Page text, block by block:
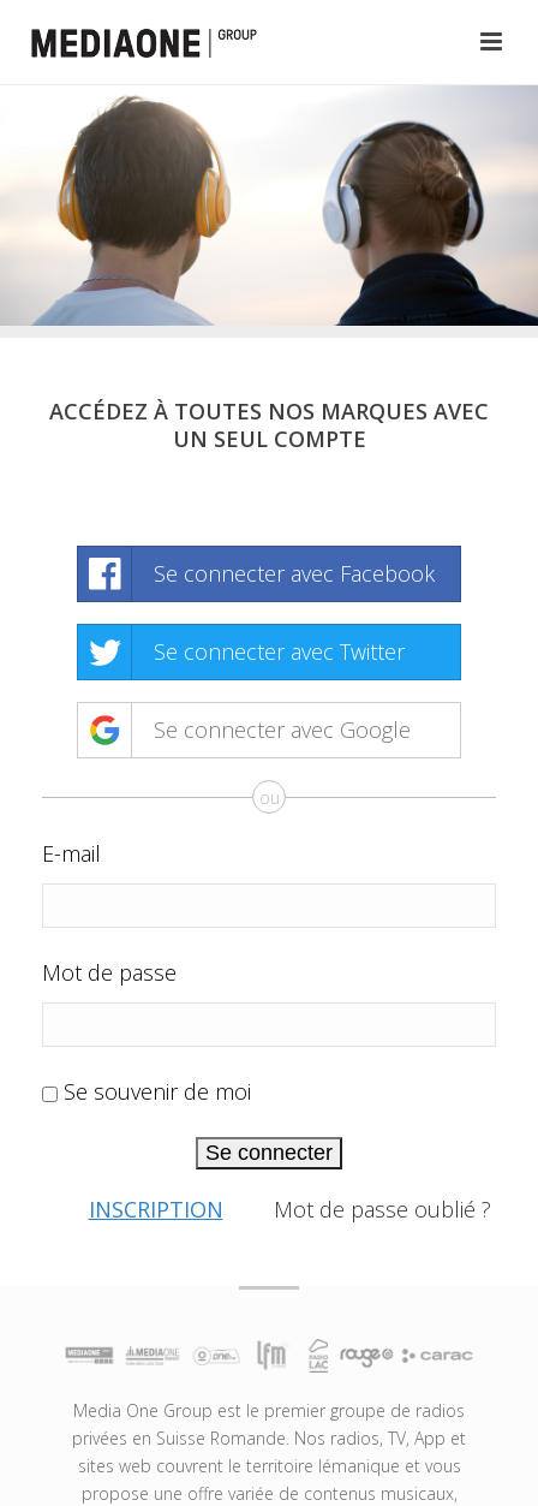
ACCÉDEZ À TOUTES NOS MARQUES AVEC
UN SEUL COMPTE
Se connecter avec Facebook
Se connecter avec Twitter
Se connecter avec Google
ou
E-mail
Mot de passe
Se souvenir de moi
Se connecter
INSCRIPTION Mot de passe oublié ?
Media One Group est le premier groupe de radios
privées en Suisse Romande. Nos radios, TV, App et
sites web couvrent le territoire lémanique et vous
propose une offre variée de contenus musicaux,